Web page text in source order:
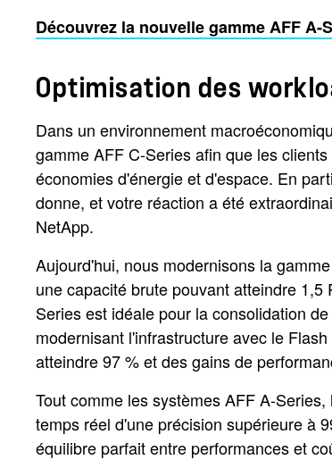
Découvrez la nouvelle gamme AFF A-
Optimisation des
Dans un environnement
gamme AFF C-Series afin que les
économies d'énergie et d'espace. En
donne, et votre réaction a été
NetApp.
Aujourd'hui, nous modernisons la
une capacité brute pouvant atteindre
Series est idéale pour la consolidation
modernisant l'infrastructure avec le
atteindre 97 % et des gains de
Tout comme les systèmes AFF A-
temps réel d'une précision supérieure à
équilibre parfait entre performances et